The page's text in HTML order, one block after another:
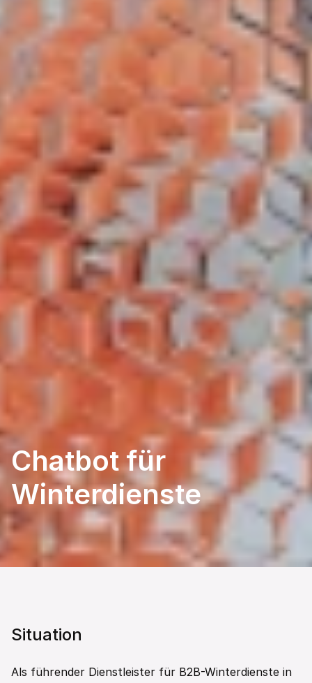
Chatbot für
Winterdienste
Situation
Als führender Dienstleister für B2B-Winterdienste in